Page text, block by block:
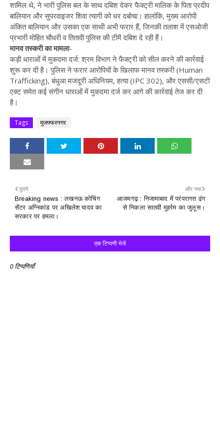
शामिल थे, ने भारी पुलिस बल के साथ दबिश देकर फैक्ट्री मालिक के पिता प्रदीप
बालियान और सुपरवाइजर शिवा त्यागी को धर दबोचा। हालांकि, मुख्य आरोपी
अंकित बालियान और उसका एक साथी अभी फरार हैं, जिनकी तलाश में एसओजी
प्रभारी मोहित चौधरी व तितावी पुलिस की टीमें दबिश दे रही हैं।
मानव तस्करी का मामला-
कड़ी धाराओं में मुकदमा दर्ज: श्रम विभाग ने फैक्ट्री को सील करने की कार्रवाई
शुरू कर दी है। पुलिस ने फरार आरोपियों के खिलाफ मानव तस्करी (Human
Trafficking), बंधुआ मजदूरी अधिनियम, हत्या (IPC 302), और एससी/एसटी
एक्ट समेत कई संगीन धाराओं में मुकदमा दर्ज कर आगे की कार्रवाई तेज कर दी
है।
Tags मुजफ्फरनगर
और नया
आजमगढ़ : निजामाबाद में परंपरागत ढंग
से निकला सातवीं मुहर्रम का जुलूस।
पुराने
Breaking news : लखनऊ कोचिंग
सेंटर अग्निकांड पर अखिलेश यादव का
सरकार पर हमला।
एक टिप्पणी भेजें
0 टिप्पणियाँ